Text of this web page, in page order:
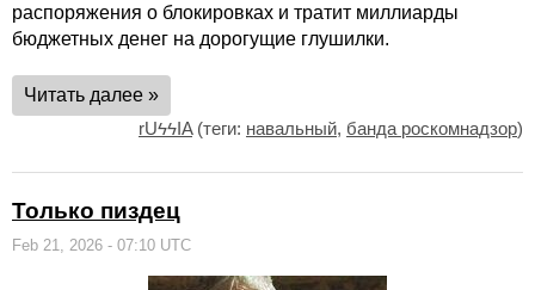
распоряжения о блокировках и тратит миллиарды
бюджетных денег на дорогущие глушилки.
Читать далее »
rUϟϟIA(теги: навальный, банда роскомнадзор)
Только пиздец
Feb 21, 2026 - 07:10 UTC